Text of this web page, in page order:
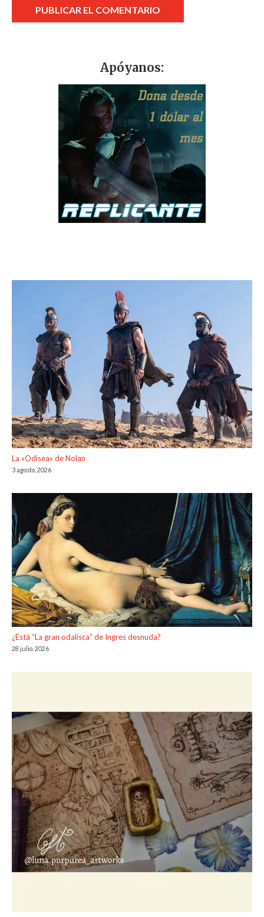
Apóyanos:
La «Odisea» de Nolan
3 agosto, 2026
¿Está “La gran odalisca” de Ingres desnuda?
28 julio, 2026